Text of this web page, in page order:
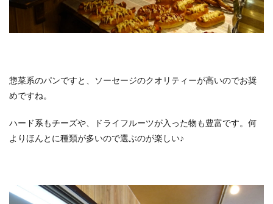
惣菜系のパンですと、ソーセージのクオリティーが高いのでお奨
めですね。
ハード系もチーズや、ドライフルーツが入った物も豊富です。何
よりほんとに種類が多いので選ぶのが楽しい♪